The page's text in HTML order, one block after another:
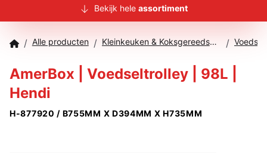
HOME
MERKEN
CONTACT
Bekijk hele assortiment
/ Alle producten / Kleinkeuken & Koksgereedschap /
AmerBox | Voedseltrolley | 98L |
Hendi
H-877920 / B755MM X D394MM X H735MM